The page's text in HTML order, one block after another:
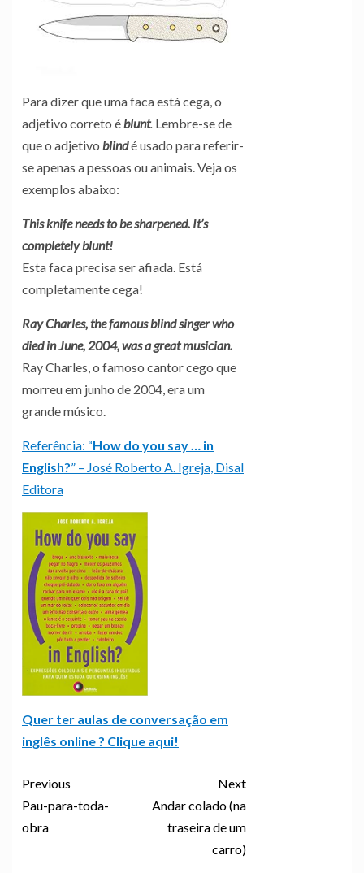
Para dizer que uma faca está cega, o
adjetivo correto éblunt. Lembre-se de
que o adjetivo blindé usado para referir-
se apenas a pessoas ou animais. Veja os
exemplos abaixo:
This knife needs to be sharpened. It’s
completely blunt!
Esta faca precisa ser afiada. Está
completamente cega!
Ray Charles, the famous blind singer who
died in June, 2004, was a great musician.
Ray Charles, o famoso cantor cego que
morreu em junho de 2004, era um
grande músico.
Referência: “How do you say … in
English?” – José Roberto A. Igreja, Disal
Editora
Quer ter aulas de conversação em
inglês online ? Clique aqui!
Previous
Pau-para-toda-
obra
Next
Andar colado (na
traseira de um
carro)